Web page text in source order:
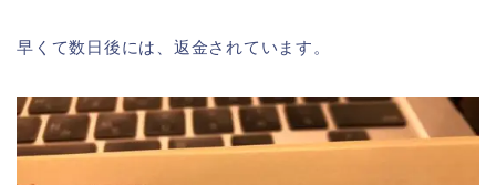
早くて数日後には、返金されています。